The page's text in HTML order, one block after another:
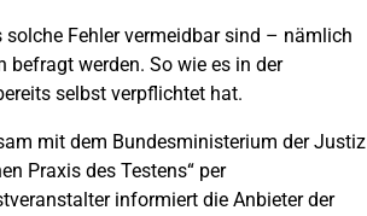
Fehler vermeidbar sind – nämlich
werden. So wie es in der
selbst verpflichtet hat.
mit dem Bundesministerium der Justiz
Praxis des Testens“ per
informiert die Anbieter der